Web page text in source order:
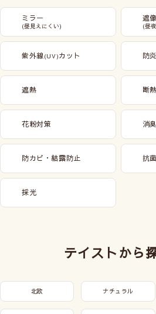
ミラー
(昼見えにくい)
遮像
(昼
紫外線(UV)カット 防炎
遮熱 断
花粉対策 消臭
防カビ・結露防止 抗菌
採光
テイストから
北欧 ナチュラル